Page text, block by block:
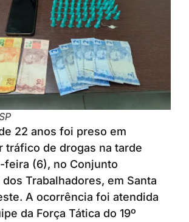
22 anos foi preso em
tráfico de drogas na tarde
feira (6), no Conjunto
Trabalhadores, em Santa
A ocorrência foi atendida
da Força Tática do 19º